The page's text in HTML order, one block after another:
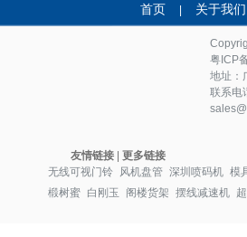
首页 | 关于我们
粤ICP
地址：
联系电
友情链接| 更多链接
无线可视门铃
风机盘管 深圳喷码机 模
椴树蜜 白刚玉 阁楼货架 摆线减速机